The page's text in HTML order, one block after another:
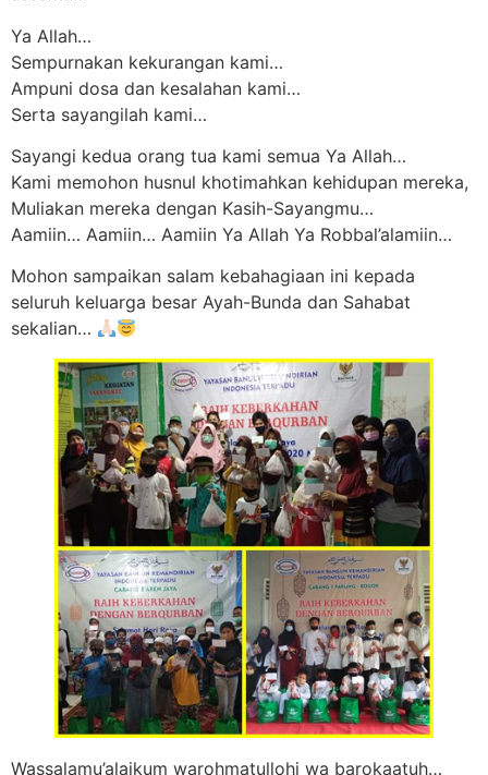
Ya Allah…
Sempurnakan kekurangan kami…
Ampuni dosa dan kesalahan kami…
Serta sayangilah kami…
Sayangi kedua orang tua kami semua Ya Allah…
Kami memohon husnul khotimahkan kehidupan mereka,
Muliakan mereka dengan Kasih-Sayangmu…
Aamiin… Aamiin… Aamiin Ya Allah Ya Robbal’alamiin…
Mohon sampaikan salam kebahagiaan ini kepada
seluruh keluarga besar Ayah-Bunda dan Sahabat
sekalian…
Wassalamu’alaikum warohmatullohi wa barokaatuh…